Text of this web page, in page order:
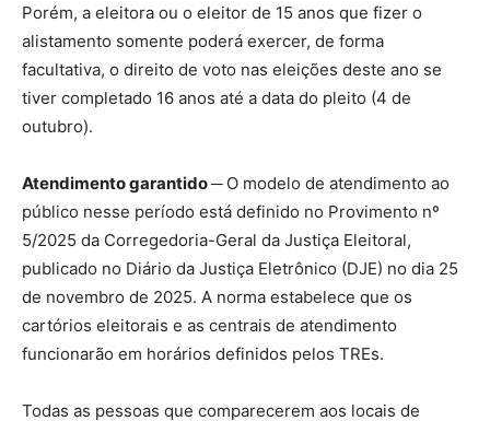
Porém, a eleitora ou o eleitor de 15 anos que fizer o
alistamento somente poderá exercer, de forma
facultativa, o direito de voto nas eleições deste ano se
tiver completado 16 anos até a data do pleito (4 de
outubro).
Atendimento garantido ─ O modelo de atendimento ao
público nesse período está definido no Provimento nº
5/2025 da Corregedoria-Geral da Justiça Eleitoral,
publicado no Diário da Justiça Eletrônico (DJE) no dia 25
de novembro de 2025. A norma estabelece que os
cartórios eleitorais e as centrais de atendimento
funcionarão em horários definidos pelos TREs.
Todas as pessoas que comparecerem aos locais de